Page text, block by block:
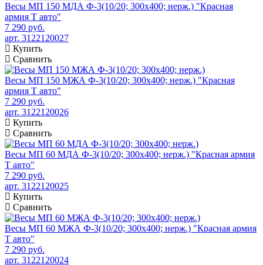
Весы МП 150 МДА Ф-3(10/20; 300х400; нерж.) "Красная
армия Т авто"
7 290 руб.
арт. 3122120027
Купить
Сравнить
Весы МП 150 МЖА Ф-3(10/20; 300х400; нерж.) "Красная
армия Т авто"
7 290 руб.
арт. 3122120026
Купить
Сравнить
Весы МП 60 МДА Ф-3(10/20; 300х400; нерж.) "Красная армия
Т авто"
7 290 руб.
арт. 3122120025
Купить
Сравнить
Весы МП 60 МЖА Ф-3(10/20; 300х400; нерж.) "Красная армия
Т авто"
7 290 руб.
арт. 3122120024